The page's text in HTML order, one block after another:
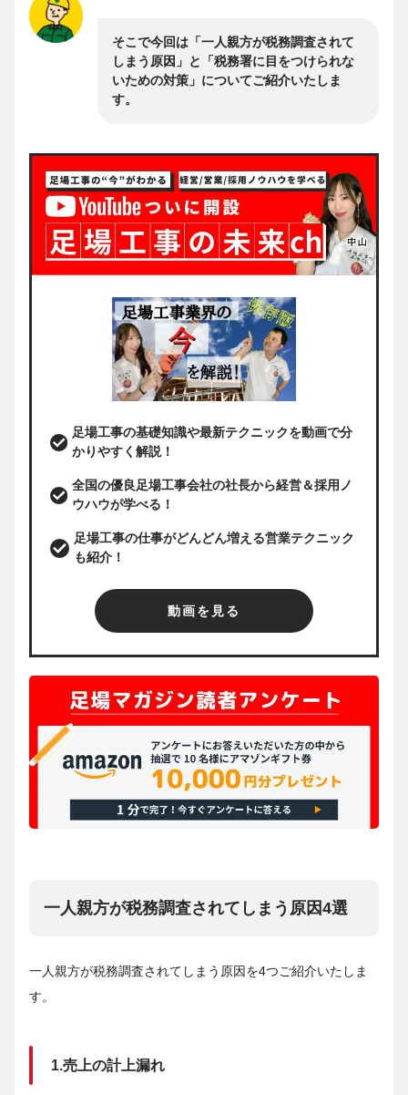
そこで今回は「一人親方が税務調査されて
しまう原因」と「税務署に目をつけられな
いための対策」についてご紹介いたしま
す。
足場工事の基礎知識や最新テクニックを動画で分
かりやすく解説！
全国の優良足場工事会社の社長から経営＆採用ノ
ウハウが学べる！
足場工事の仕事がどんどん増える営業テクニック
も紹介！
動画を見る
一人親方が税務調査されてしまう原因4選
一人親方が税務調査されてしまう原因を4つご紹介いたしま
す。
1.売上の計上漏れ